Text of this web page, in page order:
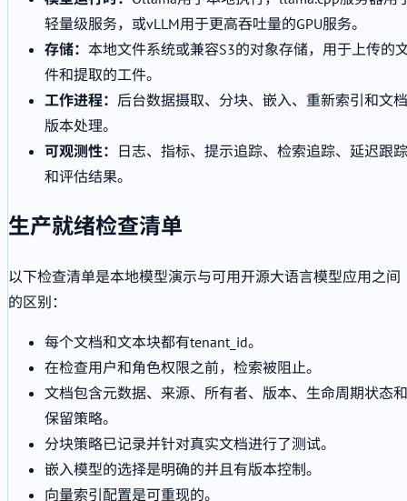
轻量级服务，或vLLM用于更高吞吐量的GPU服务。
存储： 本地文件系统或兼容S3的对象存储，用于上传的
件和提取的工件。
工作进程： 后台数据摄取、分块、嵌入、重新索引和文档
版本处理。
可观测性： 日志、指标、提示追踪、检索追踪、延迟跟踪
和评估结果。
生产就绪检查清单
以下检查清单是本地模型演示与可用开源大语言模型应用之间
的区别：
每个文档和文本块都有tenant_id。
在检查用户和角色权限之前，检索被阻止。
文档包含元数据、来源、所有者、版本、生命周期状态和
保留策略。
分块策略已记录并针对真实文档进行了测试。
嵌入模型的选择是明确的并且有版本控制。
向量索引配置是可重现的。